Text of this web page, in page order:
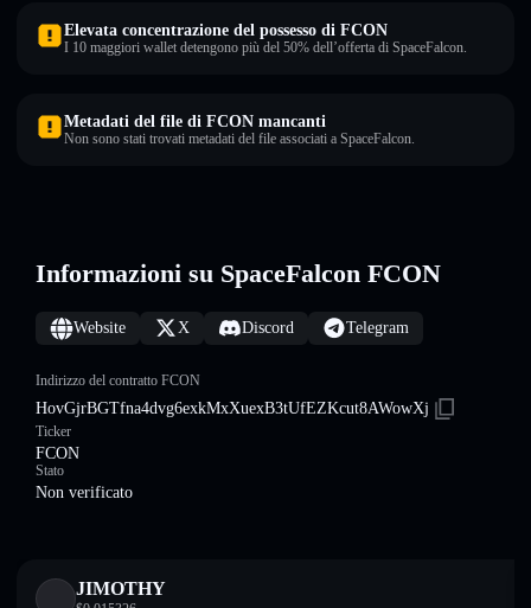
Elevata concentrazione del possesso di FCON
I 10 maggiori wallet detengono più del 50% dell’offerta di SpaceFalcon.
Metadati del file di FCON mancanti
Non sono stati trovati metadati del file associati a SpaceFalcon.
Informazioni su SpaceFalcon FCON
Website X Discord Telegram
Indirizzo del contratto FCON
HovGjrBGTfna4dvg6exkMxXuexB3tUfEZKcut8AWowXj
Ticker
FCON
Stato
Non verificato
JIMOTHY